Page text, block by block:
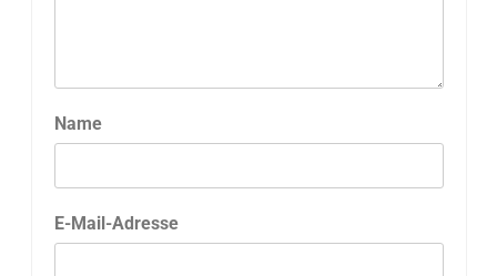
Name
E-Mail-Adresse